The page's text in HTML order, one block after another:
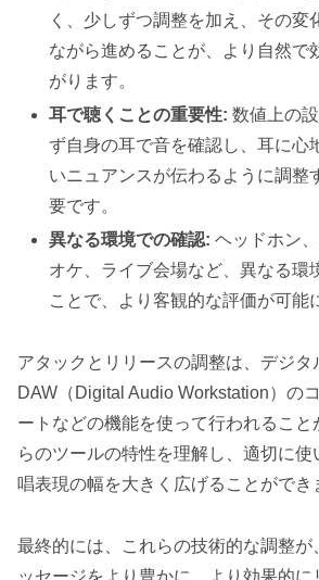
く、少しずつ調整を加え、その変
ながら進めることが、より自然で
がります。
耳で聴くことの重要性: 数値上の
ず自身の耳で音を確認し、耳に心
いニュアンスが伝わるように調整
要です。
異なる環境での確認: ヘッドホン
オケ、ライブ会場など、異なる環
ことで、より客観的な評価が可能
アタックとリリースの調整は、デジタ
DAW（Digital Audio Workstation）の
ートなどの機能を使って行われるこ
らのツールの特性を理解し、適切に
唱表現の幅を大きく広げることができ
最終的には、これらの技術的な調整が
ッセージをより豊かに、より効果的に